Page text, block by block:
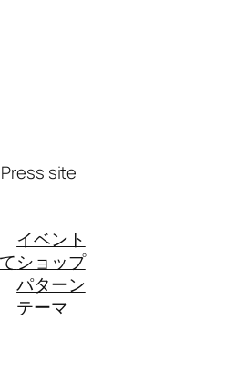
site
イベント
ショップ
パターン
テーマ